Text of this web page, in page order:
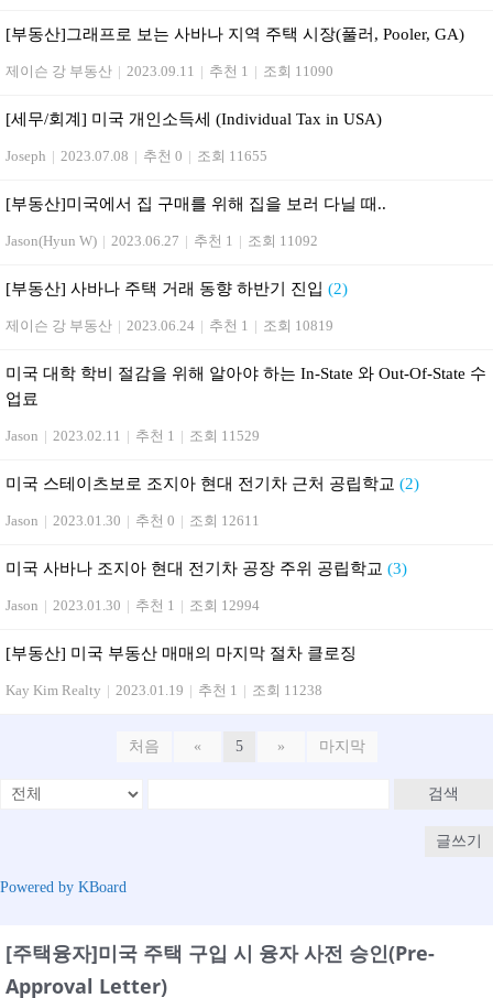
[부동산]그래프로 보는 사바나 지역 주택 시장(풀러, Pooler, GA)
제이슨 강 부동산 | 2023.09.11 | 추천 1 | 조회 11090
[세무/회계] 미국 개인소득세 (Individual Tax in USA)
Joseph | 2023.07.08 | 추천 0 | 조회 11655
[부동산] 미국에서 집 구매를 위해 집을 보러 다닐 때..
Jason(Hyun W) | 2023.06.27 | 추천 1 | 조회 11092
[부동산] 사바나 주택 거래 동향 하반기 진입 (2)
제이슨 강 부동산 | 2023.06.24 | 추천 1 | 조회 10819
미국 대학 학비 절감을 위해 알아야 하는 In-State 와 Out-Of-State 수
업료
Jason | 2023.02.11 | 추천 1 | 조회 11529
미국 스테이츠보로 조지아 현대 전기차 근처 공립학교 (2)
Jason | 2023.01.30 | 추천 0 | 조회 12611
미국 사바나 조지아 현대 전기차 공장 주위 공립학교 (3)
Jason | 2023.01.30 | 추천 1 | 조회 12994
[부동산] 미국 부동산 매매의 마지막 절차 클로징
Kay Kim Realty | 2023.01.19 | 추천 1 | 조회 11238
처음 « 5 » 마지막
검색
글쓰기
Powered by KBoard
[주택융자]미국 주택 구입 시 융자 사전 승인(Pre-
Approval Letter)